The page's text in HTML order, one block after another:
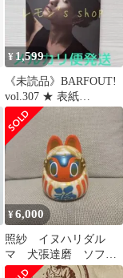
¥ 1,599
《未読品》BARFOUT!
vol.307 ★ 表紙
SnowMan 岩本照
¥6,000
照紗 イヌハリダル
マ 犬張達磨 ソフ
ビ ホワイトゴールド